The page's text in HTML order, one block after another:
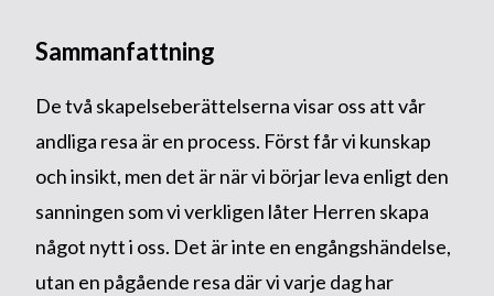
Sammanfattning
De två skapelseberättelserna visar oss att vår
andliga resa är en process. Först får vi kunskap
och insikt, men det är när vi börjar leva enligt den
sanningen som vi verkligen låter Herren skapa
något nytt i oss. Det är inte en engångshändelse,
utan en pågående resa där vi varje dag har